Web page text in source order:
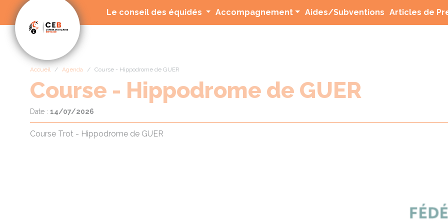
Le conseil des équidés Accompagnement Aides/Subventions (current)
Articles de
Accueil Agenda Course - Hippodrome de GUER
Course - Hippodrome de GUER
Date : 14/07/2026
Course Trot - Hippodrome de GUER
Panneau de gestion des cookies